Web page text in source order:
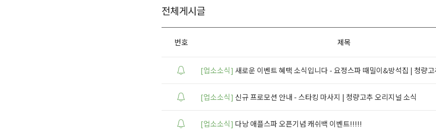
전체게시글
번호 제목
[업소소식] 새로운 이벤트 혜택 소식입니다 - 요정스파 때밀이&방석집 | 청량
[업소소식] 신규 프로모션 안내 - 스타킹 마사지 | 청량고추 오리지널 소식
[업소소식] 다낭 애플스파 오픈기념 캐쉬백 이벤트!!!!!